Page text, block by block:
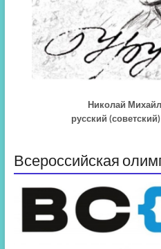
Николай
русский
Всероссийская